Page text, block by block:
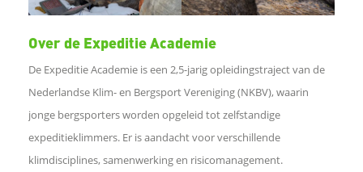
m
t
Over de Expeditie Academie
De Expeditie Academie is een 2,5-jarig opleidingstraject van de
Nederlandse Klim- en Bergsport Vereniging (NKBV), waarin
jonge bergsporters worden opgeleid tot zelfstandige
expeditieklimmers. Er is aandacht voor verschillende
klimdisciplines, samenwerking en risicomanagement.